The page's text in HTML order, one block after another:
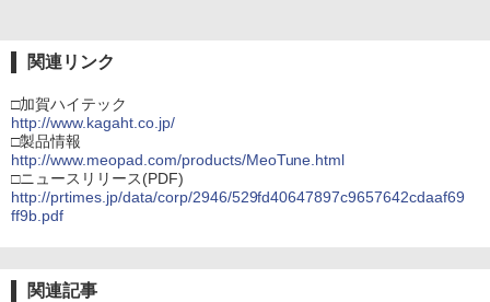
関連リンク
□加賀ハイテック
http://www.kagaht.co.jp/
□製品情報
http://www.meopad.com/products/MeoTune.html
□ニュースリリース(PDF)
http://prtimes.jp/data/corp/2946/529fd40647897c9657642cdaaf69
ff9b.pdf
関連記事